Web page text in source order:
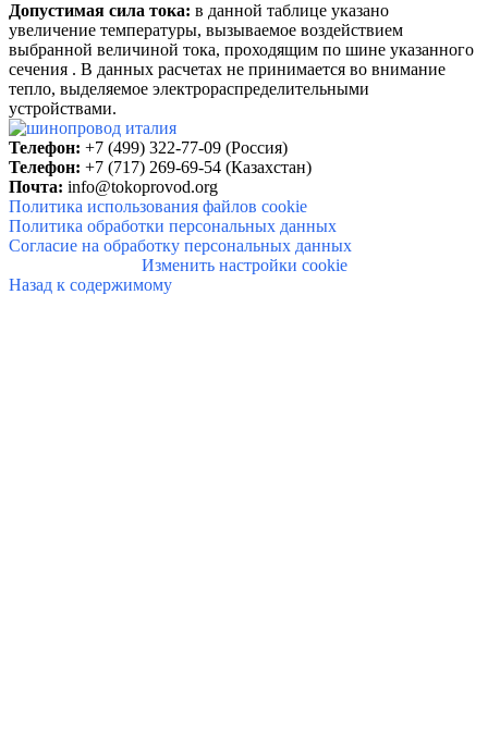
Допустимая сила тока: в данной таблице указано
увеличение температуры, вызываемое воздействием
выбранной величиной тока, проходящим по шине указанного
сечения . В данных расчетах не принимается во внимание
тепло, выделяемое электрораспределительными
устройствами.
Телефон: +7 (499) 322-77-09 (Россия)
Телефон: +7 (717) 269-69-54 (Казахстан)
Почта: info@tokoprovod.org
Политика использования файлов cookie
Политика обработки персональных данных
Согласие на обработку персональных данных
Изменить настройки cookie
Назад к содержимому